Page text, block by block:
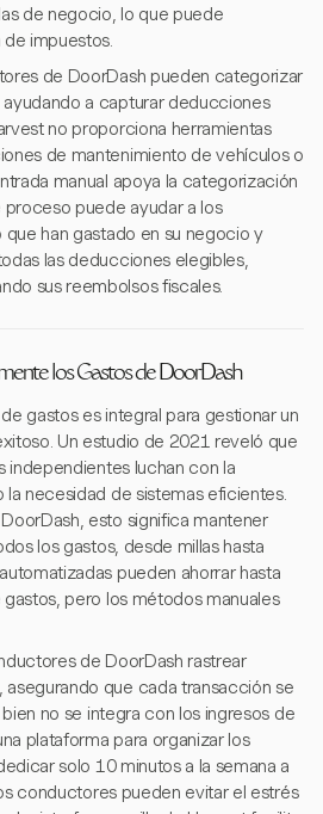
de negocio, lo que puede
impuestos.
de DoorDash pueden categorizar
a capturar deducciones
no proporciona herramientas
de mantenimiento de vehículos o
manual apoya la categorización
proceso puede ayudar a los
han gastado en su negocio y
las deducciones elegibles,
sus reembolsos fiscales.
los Gastos de DoorDash
gastos es integral para gestionar un
Un estudio de 2021 reveló que
independientes luchan con la
necesidad de sistemas eficientes.
esto significa mantener
los gastos, desde millas hasta
pueden ahorrar hasta
pero los métodos manuales
de DoorDash rastrear
asegurando que cada transacción se
no se integra con los ingresos de
plataforma para organizar los
solo 10 minutos a la semana a
conductores pueden evitar el estrés